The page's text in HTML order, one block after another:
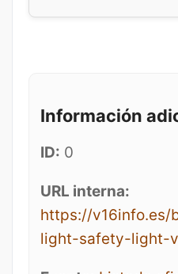
Información
ID: 0
URL interna:
https://
light-safety-light-